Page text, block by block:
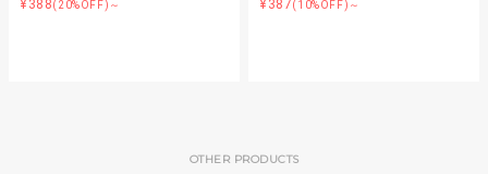
¥388(20%OFF)～ ¥387(10%OFF)～
OTHER PRODUCTS